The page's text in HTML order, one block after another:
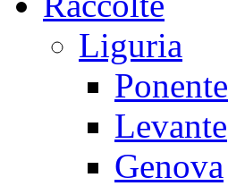
Liguria
Ponente
Levante
Genova